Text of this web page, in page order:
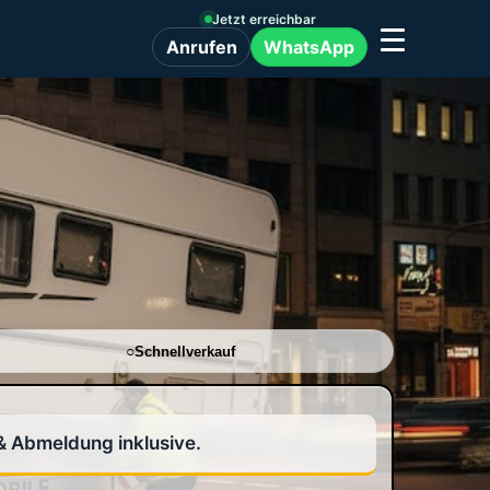
Jetzt erreichbar
Anrufen WhatsApp
Schnellverkauf
Abmeldung inklusive.